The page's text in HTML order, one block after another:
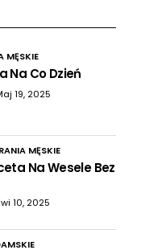
MĘSKIE
Na Co Dzień
19, 2025
MĘSKIE
Na Wesele Bez
10, 2025